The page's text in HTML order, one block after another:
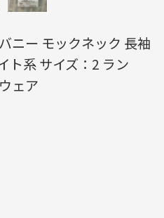
ニー モックネック 長袖
ト系 サイズ：2 ラン
ェア